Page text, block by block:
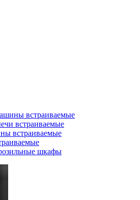
встраиваемые
встраиваемые
встраиваемые
шкафы